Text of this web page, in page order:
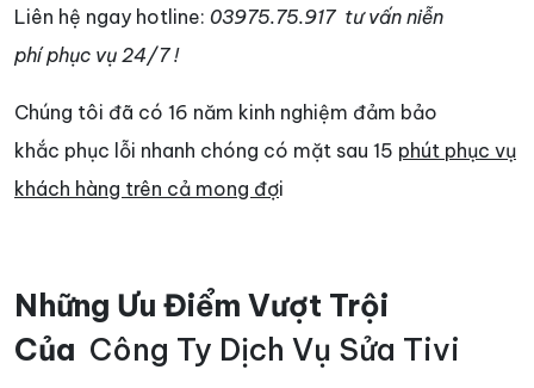
Liên hệ ngay hotline: 03975.75.917 tư vấn niễn
phí phục vụ 24/7 !
Chúng tôi đã có 16 năm kinh nghiệm đảm bảo
khắc phục lỗi nhanh chóng có mặt sau 15 phút phục vụ
khách hàng trên cả mong đợi
Những Ưu Điểm Vượt Trội
Của Công Ty Dịch Vụ Sửa Tivi